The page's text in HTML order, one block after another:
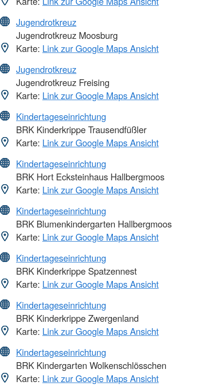
Jugendrotkreuz
Jugendrotkreuz Moosburg
Karte: Link zur Google Maps Ansicht
Jugendrotkreuz
Jugendrotkreuz Freising
Karte: Link zur Google Maps Ansicht
Kindertageseinrichtung
BRK Kinderkrippe Trausendfüßler
Karte: Link zur Google Maps Ansicht
Kindertageseinrichtung
BRK Hort Ecksteinhaus Hallbergmoos
Karte: Link zur Google Maps Ansicht
Kindertageseinrichtung
BRK Blumenkindergarten Hallbergmoos
Karte: Link zur Google Maps Ansicht
Kindertageseinrichtung
BRK Kinderkrippe Spatzennest
Karte: Link zur Google Maps Ansicht
Kindertageseinrichtung
BRK Kinderkrippe Zwergenland
Karte: Link zur Google Maps Ansicht
Kindertageseinrichtung
BRK Kindergarten Wolkenschlösschen
Karte: Link zur Google Maps Ansicht